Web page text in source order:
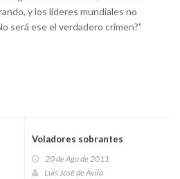
y los líderes mundiales no
será ese el verdadero crimen?”
Voladores sobrantes
20 de Ago de 2011
Luis José de Ávila